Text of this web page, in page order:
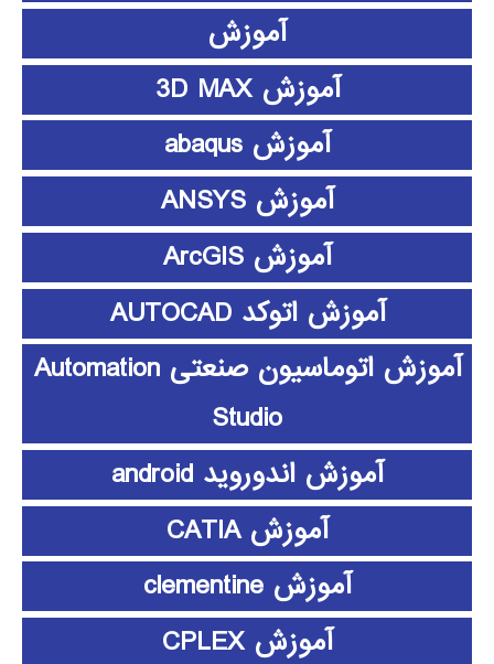
آموزش
آموزش 3D MAX
آموزش abaqus
آموزش ANSYS
آموزش ArcGIS
آموزش اتوکد AUTOCAD
آموزش اتوماسیون صنعتی Automation
Studio
آموزش اندوروید android
آموزش CATIA
آموزش clementine
آموزش CPLEX